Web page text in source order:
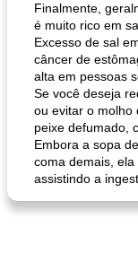
queijo festivo
Finalmente,
é muito rico em
Excesso de sal
câncer de
alta em pessoas
Se você deseja
ou evitar o molho
peixe defumado,
Embora a sopa
coma demais,
assistindo a